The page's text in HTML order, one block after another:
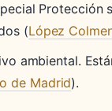
Protección
(López
ambiental.
de Madrid).